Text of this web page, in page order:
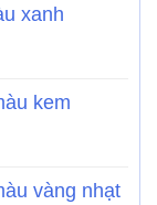
xanh
kem
vàng nhạt